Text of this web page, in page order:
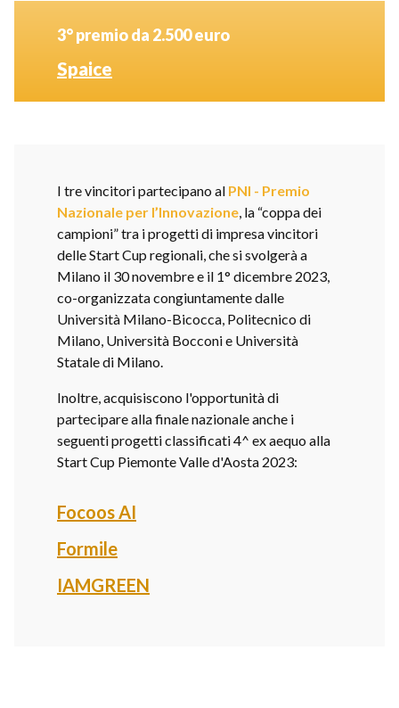
3° premio da 2.500 euro
Spaice
I tre vincitori partecipano al PNI - Premio
Nazionale per l’Innovazione, la “coppa dei
campioni” tra i progetti di impresa vincitori
delle Start Cup regionali, che si svolgerà a
Milano il 30 novembre e il 1° dicembre 2023,
co-organizzata congiuntamente dalle
Università Milano-Bicocca, Politecnico di
Milano, Università Bocconi e Università
Statale di Milano.
Inoltre, acquisiscono l'opportunità di
partecipare alla finale nazionale anche i
seguenti progetti classificati 4^ ex aequo alla
Start Cup Piemonte Valle d'Aosta 2023:
Focoos AI
Formile
IAMGREEN